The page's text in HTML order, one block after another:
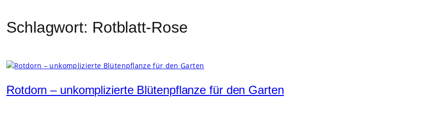
Schlagwort: Rotblatt-Rose
Rotdorn – unkomplizierte Blütenpflanze für den Garten